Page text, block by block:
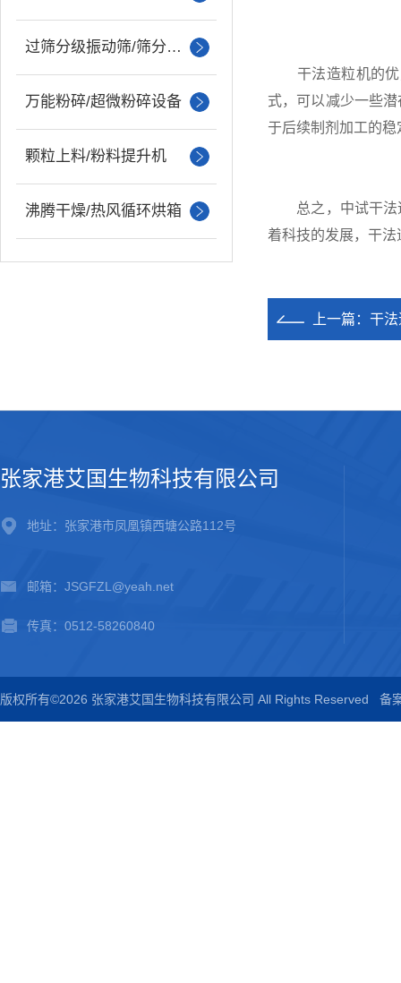
过筛分级振动筛/筛分设备
万能粉碎/超微粉碎设备
颗粒上料/粉料提升机
沸腾干燥/热风循环烘箱
干法造粒机的优点
式，可以减少一些
于后续制剂加工的
总之，中试干法造
着科技的发展，干
上一篇： 干
张家港艾国生物科技有限公司
地址：张家港市凤凰镇西塘公路112号
邮箱：JSGFZL@yeah.net
传真：0512-58260840
版权所有©2026 张家港艾国生物科技有限公司 All Rights Reserved 备